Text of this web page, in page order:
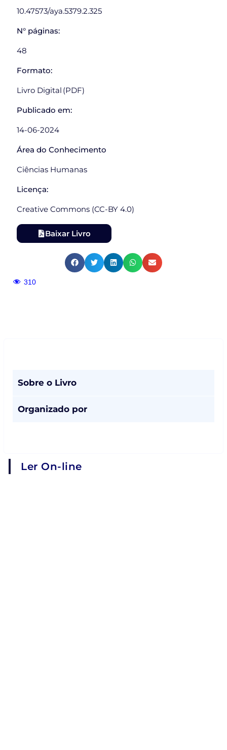
10.47573/aya.5379.2.325
N° páginas:
48
Formato:
Livro Digital (PDF)
Publicado em:
14-06-2024
Área do Conhecimento
Ciências Humanas
Licença:
Creative Commons (CC-BY 4.0)
Baixar Livro
310
Sobre o Livro
Organizado por
Ler On-line